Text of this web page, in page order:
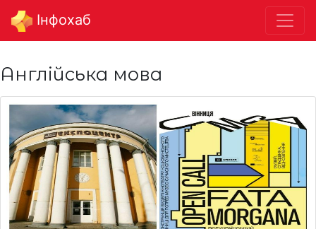
Інфохаб
Англійська мова